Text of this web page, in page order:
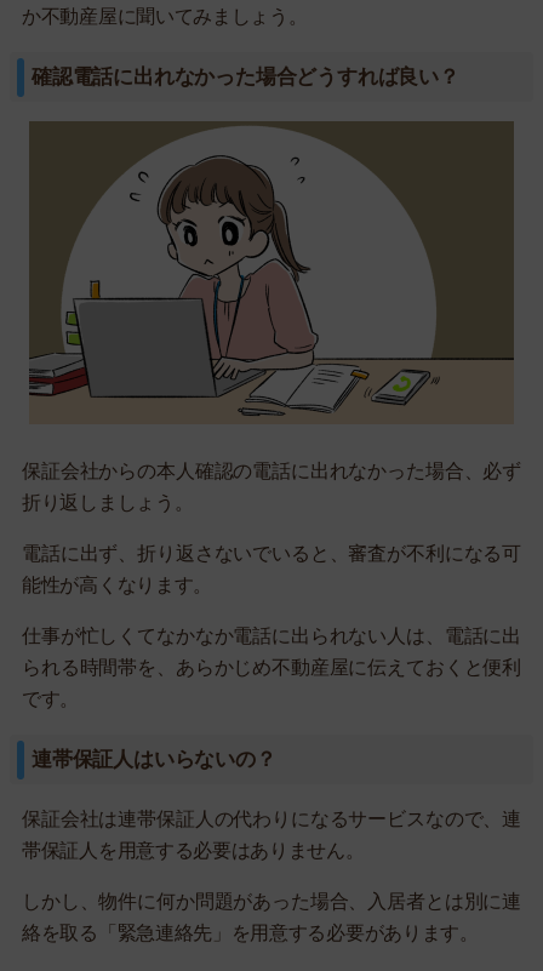
か不動産屋に聞いてみましょう。
確認電話に出れなかった場合どうすれば良い？
保証会社からの本人確認の電話に出れなかった場合、必ず
折り返しましょう。
電話に出ず、折り返さないでいると、審査が不利になる可
能性が高くなります。
仕事が忙しくてなかなか電話に出られない人は、電話に出
られる時間帯を、あらかじめ不動産屋に伝えておくと便利
です。
連帯保証人はいらないの？
保証会社は連帯保証人の代わりになるサービスなので、連
帯保証人を用意する必要はありません。
しかし、物件に何か問題があった場合、入居者とは別に連
絡を取る「緊急連絡先」を用意する必要があります。